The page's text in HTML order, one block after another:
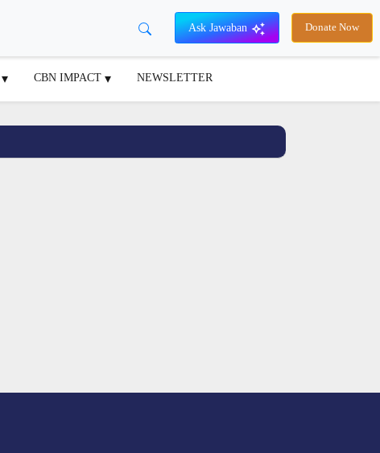
Ask Jawaban Donate Now
CBN IMPACT NEWSLETTER